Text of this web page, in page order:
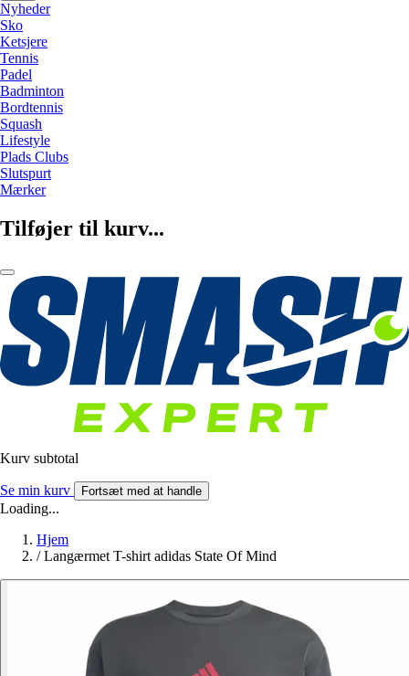
Nyheder
Sko
Ketsjere
Tennis
Padel
Badminton
Bordtennis
Squash
Lifestyle
Plads Clubs
Slutspurt
Mærker
Tilføjer til kurv...
Kurv subtotal
Se min kurv Fortsæt med at handle
Loading...
Hjem
/ Langærmet T-shirt adidas State Of Mind